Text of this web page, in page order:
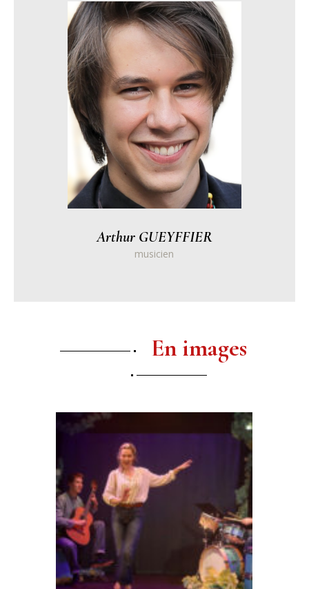
Arthur GUEYFFIER
musicien
En images